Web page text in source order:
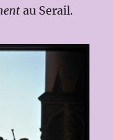
au Serail.